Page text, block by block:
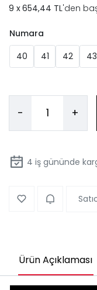
654,44 TL'den
Numara
40
41 42 43
- +
4 iş gününde
Ürün Açıklaması